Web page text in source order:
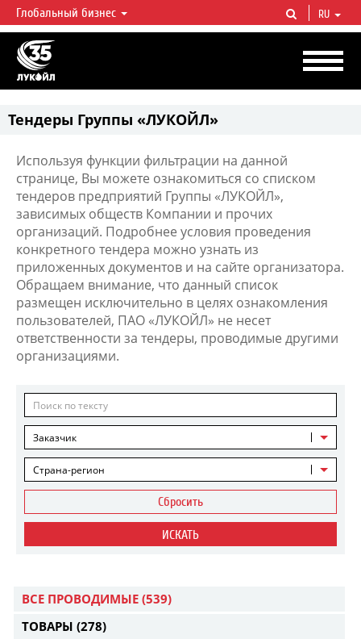
ЛУКОЙЛ СЕГОДНЯ
ЛУКОЙЛ — одна из крупнейших вертикально интегрированных
нефтегазовых компаний в мире, на долю которой приходится более 2%
мировой добычи нефти и около 1% доказанных запасов углеводородов.
Глобальный бизнес RU
Тендеры Группы «ЛУКОЙЛ»
Используя функции фильтрации на данной
странице, Вы можете ознакомиться со списком
тендеров предприятий Группы «ЛУКОЙЛ»,
зависимых обществ Компании и прочих
организаций. Подробнее условия проведения
конкретного тендера можно узнать из
приложенных документов и на сайте организатора.
Обращаем внимание, что данный список
размещен исключительно в целях ознакомления
пользователей, ПАО «ЛУКОЙЛ» не несет
ответственности за тендеры, проводимые другими
организациями.
Заказчик
Страна-регион
Сбросить
ИСКАТЬ
ВСЕ ПРОВОДИМЫЕ (539)
ТОВАРЫ (278)